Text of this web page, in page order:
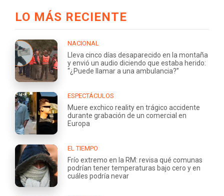
LO MÁS RECIENTE
NACIONAL
Lleva cinco días desaparecido en la montaña
y envió un audio diciendo que estaba herido:
“¿Puede llamar a una ambulancia?”
ESPECTÁCULOS
Muere exchico reality en trágico accidente
durante grabación de un comercial en
Europa
EL TIEMPO
Frío extremo en la RM: revisa qué comunas
podrían tener temperaturas bajo cero y en
cuáles podría nevar